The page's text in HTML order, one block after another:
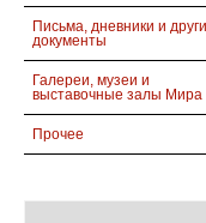
Письма, дневники и
документы
Галереи, музеи и
выставочные залы Мира
Прочее